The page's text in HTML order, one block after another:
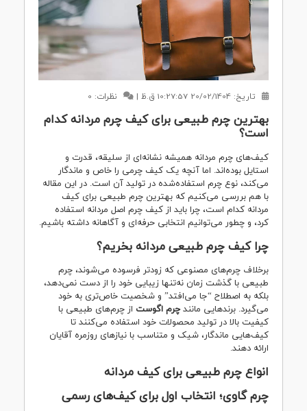
تاریخ: 20/02/1404 10:27:57 ق.ظ | نظرات: 0
بهترین چرم طبیعی برای کیف چرم مردانه کدام
است؟
کیف‌های چرم مردانه همیشه نشانه‌ای از سلیقه، قدرت و
استایل بوده‌اند. اما آنچه یک کیف چرمی را خاص و ماندگار
می‌کند، نوع چرم استفاده‌شده در تولید آن است. در این مقاله
با هم بررسی می‌کنیم که بهترین چرم طبیعی برای کیف
مردانه کدام است، چرا باید از کیف چرم اصل مردانه استفاده
کرد، و چطور می‌توانیم انتخابی حرفه‌ای و آگاهانه داشته باشیم.
چرا کیف چرم طبیعی مردانه بخریم؟
برخلاف چرم‌های مصنوعی که زودتر فرسوده می‌شوند، چرم
طبیعی با گذشت زمان نه‌تنها زیبایی خود را از دست نمی‌دهد،
بلکه به اصطلاح “جا می‌افتد” و شخصیت خاص‌تری به خود
می‌گیرد. برندهایی مانندچرم اگوست از چرم‌های طبیعی با
کیفیت بالا در تولید محصولات خود استفاده می‌کنند تا
کیف‌هایی ماندگار، شیک و متناسب با نیازهای روزمره آقایان
ارائه دهند.
انواع چرم طبیعی برای کیف مردانه
چرم گاوی؛ انتخاب اول برای کیف‌های رسمی